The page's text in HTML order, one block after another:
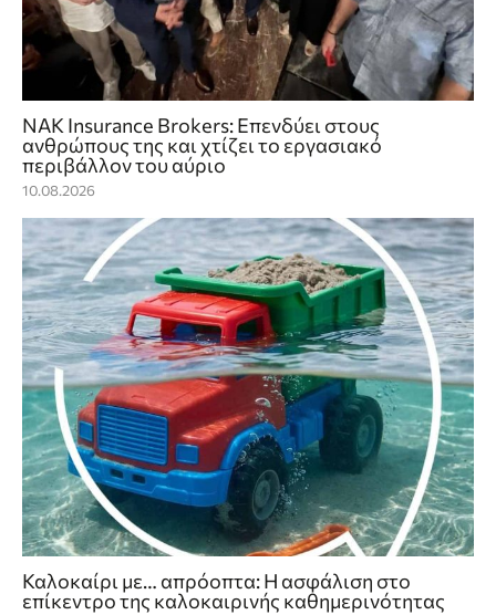
NAK Insurance Brokers: Επενδύει στους
ανθρώπους της και χτίζει το εργασιακό
περιβάλλον του αύριο
10.08.2026
Καλοκαίρι με… απρόοπτα: Η ασφάλιση στο
επίκεντρο της καλοκαιρινής καθημερινότητας